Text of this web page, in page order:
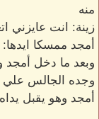
منه
زينة: انت عايزني
أمجد ممسكا
وبعد ما دخل أمجد
وجده الجالس علي
أمجد وهو يقبل